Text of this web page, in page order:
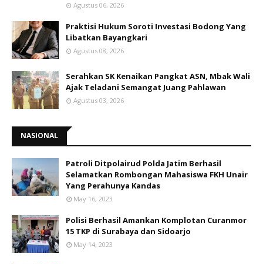
Agustus 06, 2026
Praktisi Hukum Soroti Investasi Bodong Yang
Libatkan Bayangkari
Agustus 08, 2026
Serahkan SK Kenaikan Pangkat ASN, Mbak Wali
Ajak Teladani Semangat Juang Pahlawan
Agustus 03, 2026
NASIONAL
Patroli Ditpolairud Polda Jatim Berhasil
Selamatkan Rombongan Mahasiswa FKH Unair
Yang Perahunya Kandas
May 16, 2023
Polisi Berhasil Amankan Komplotan Curanmor
15 TKP di Surabaya dan Sidoarjo
May 14, 2023